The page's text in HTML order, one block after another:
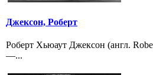
Джексон, Роберт
Роберт Хьюаут Джексон (англ.
—...